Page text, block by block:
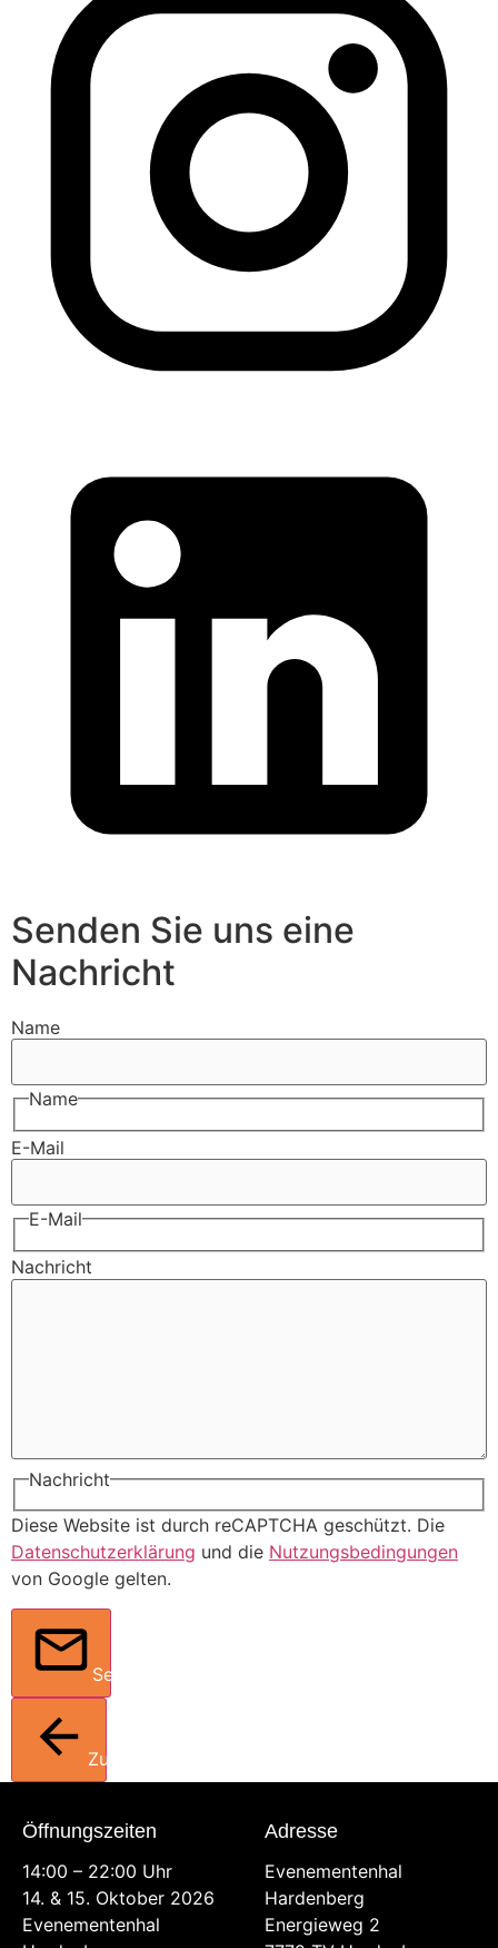
Senden Sie uns eine
Nachricht
Name
Name
E-Mail
E-Mail
Nachricht
Nachricht
Diese Website ist durch reCAPTCHA geschützt. Die
Datenschutzerklärung und die Nutzungsbedingungen
von Google gelten.
Senden
Zurück
Öffnungszeiten
14:00 – 22:00 Uhr
14. & 15. Oktober 2026
Evenementenhal
Adresse
Evenementenhal
Hardenberg
Energieweg 2